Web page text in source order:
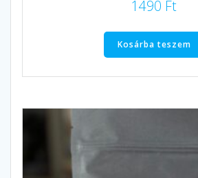
1490 Ft
Kosárba teszem